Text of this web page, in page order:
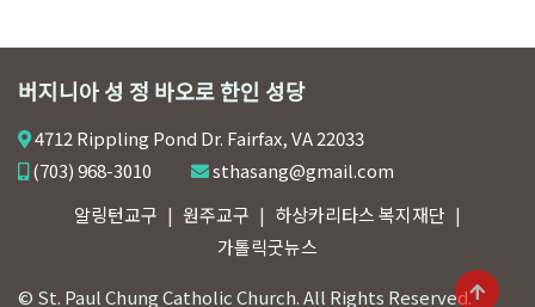
버지니아 성 정 바오로 한인 성당
4712 Rippling Pond Dr. Fairfax, VA 22033
(703) 968-3010
sthasang@gmail.com
알링턴교구
원주교구
하상카리타스 복지재단
가톨릭굿뉴스
© St. Paul Chung Catholic Church. All Rights Reserved.